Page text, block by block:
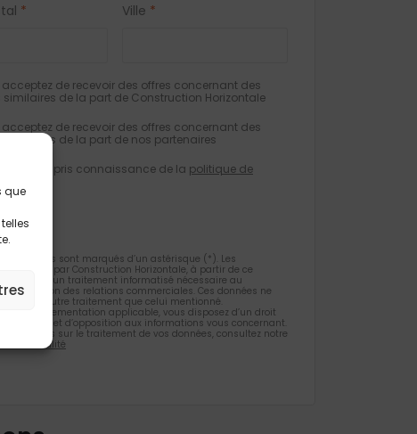
que
* Ville *
acceptez de recevoir des offres concernant des
similaires de la part de Construction Horizontale
acceptez de recevoir des offres concernant des
similaires de la part de nos partenaires
avoir pris connaissance de la politique de
obligatoires sont marqués d’un astérisque (*). Les
recueillies par Construction Horizontale, à partir de ce
l’objet d’un traitement informatisé nécessaire au
à la gestion des relations commerciales. Ces données ne
d’un autre traitement que celui mentionné.
à la règlementation applicable, vous disposez d’un droit
rectification et d’opposition aux informations vous concernant.
sur le traitement de vos données, consultez notre